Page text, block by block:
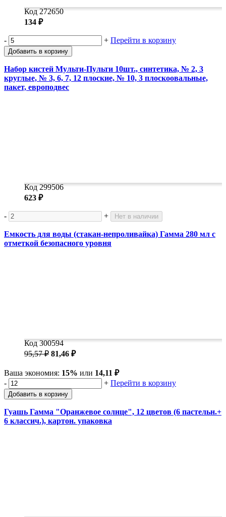
Код 272650
134 ₽
- + Перейти в корзину
Добавить в корзину
Набор кистей Мульти-Пульти 10шт., синтетика, № 2, 3
круглые, № 3, 6, 7, 12 плоские, № 10, 3 плоскоовальные,
пакет, европодвес
Код 299506
623 ₽
- + Нет в наличии
Емкость для воды (стакан-непроливайка) Гамма 280 мл с
отметкой безопасного уровня
Код 300594
95,57 ₽ 81,46 ₽
Ваша экономия: 15% или 14,11 ₽
-
+ Перейти в корзину
Добавить в корзину
Гуашь Гамма "Оранжевое солнце", 12 цветов (6 пастельн.+
6 классич.), картон. упаковка